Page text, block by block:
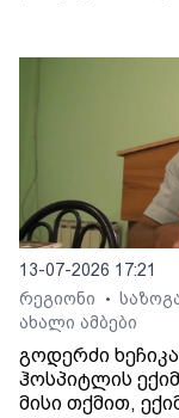
13-07-2026 17:21
რეგიონი
•
ახალი ამბები
გოდერძი
ჰოსპიტლის
მისი თქმით,